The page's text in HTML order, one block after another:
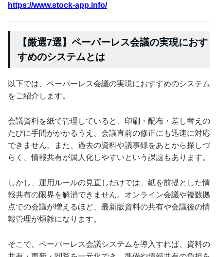
https://www.stock-app.info/
【厳選7選】ペーパーレス会議の実現におす
すめのシステムとは
以下では、ペーパーレス会議の実現におすすめのシステム
をご紹介します。
会議資料を紙で管理していると、印刷・配布・差し替えの
たびに手間がかかるうえ、会議直前の修正にも迅速に対応
できません。また、過去の資料や議事録をあとから探しづ
らく、情報共有が属人化しやすいという課題もあります。
しかし、運用ルールの見直しだけでは、紙を前提とした情
報共有の限界を解消できません。オンライン会議や複数拠
点での会議が増えるほど、最新版資料の共有や会議後の情
報管理が煩雑になります。
そこで、ペーパーレス会議システムを導入すれば、資料の